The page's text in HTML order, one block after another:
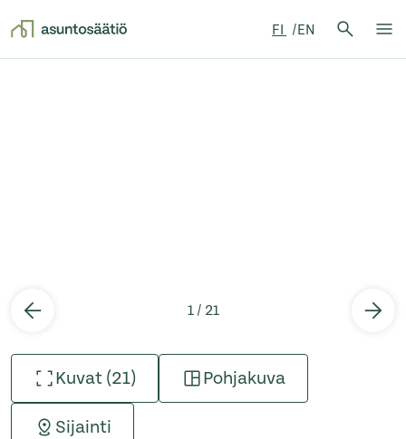
FI EN
Hae:
1 / 21
Kuvat (21) Pohjakuva
Sijainti